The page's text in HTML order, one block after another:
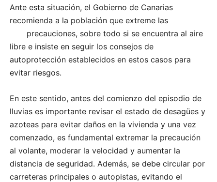
Ante esta situación, el Gobierno de Canarias
recomienda a la población que extreme las
precauciones, sobre todo si se encuentra al aire
libre e insiste en seguir los consejos de
autoprotección establecidos en estos casos para
evitar riesgos.
En este sentido, antes del comienzo del episodio de
lluvias es importante revisar el estado de desagües y
azoteas para evitar daños en la vivienda y una vez
comenzado, es fundamental extremar la precaución
al volante, moderar la velocidad y aumentar la
distancia de seguridad. Además, se debe circular por
carreteras principales o autopistas, evitando el